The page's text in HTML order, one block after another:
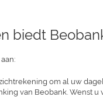
biedt
om al uw
van Beobank. Wenst